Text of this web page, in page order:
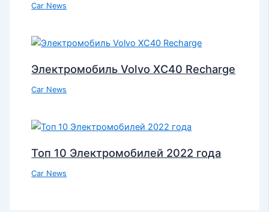
Car News
Электромобиль Volvo XC40 Recharge
Car News
Топ 10 Электромобилей 2022 года
Car News